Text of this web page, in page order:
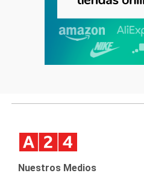
Nuestros Medios